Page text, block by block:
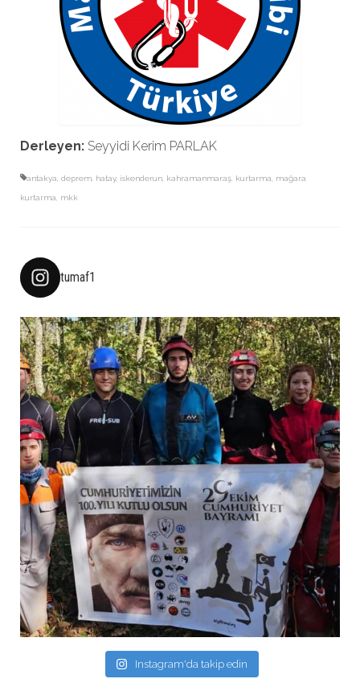
Derleyen: Seyyidi Kerim PARLAK
antakya deprem hatay, iskenderun kahramanmaraş kurtarma mağara
kurtarma mkk
tumaf1
Instagram'da takip edin